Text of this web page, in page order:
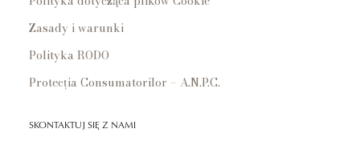
Zasady i warunki
Polityka RODO
Protecția Consumatorilor – A.N.P.C.
SKONTAKTUJ SIĘ Z NAMI